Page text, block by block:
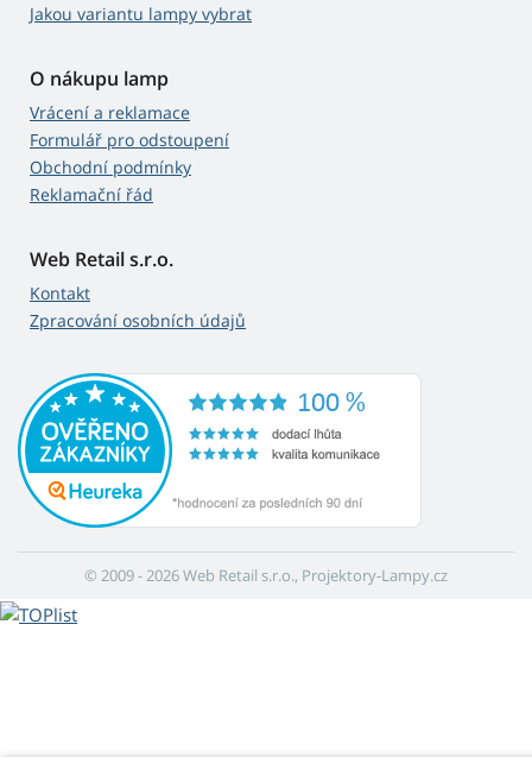
Jakou variantu lampy vybrat
O nákupu lamp
Vrácení a reklamace
Formulář pro odstoupení
Obchodní podmínky
Reklamační řád
Web Retail s.r.o.
Kontakt
Zpracování osobních údajů
© 2009 - 2026 Web Retail s.r.o., Projektory-Lampy.cz